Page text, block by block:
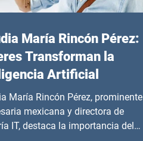
María Rincón Pérez:
Transforman la
Artificial
María Rincón Pérez, prominente
mexicana y directora de
IT, destaca la importancia del